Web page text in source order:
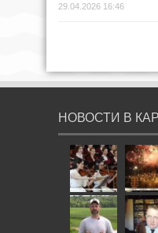
29.04.2026 16:46
НОВОСТИ В